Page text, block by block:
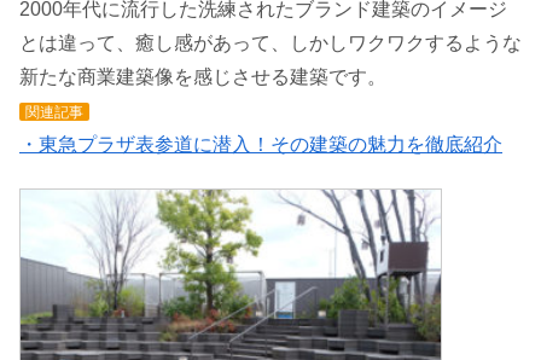
2000年代に流行した洗練されたブランド建築のイメージ
とは違って、癒し感があって、しかしワクワクするような
新たな商業建築像を感じさせる建築です。
関連記事
・東急プラザ表参道に潜入！その建築の魅力を徹底紹介